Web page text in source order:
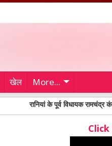
खेल More...
रानियां के पूर्व विधायक रामचंद्र कंबोज बने